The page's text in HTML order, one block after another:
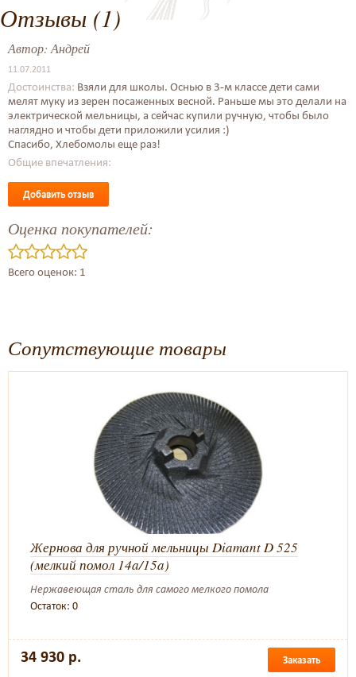
Отзывы (1)
Автор: Андрей
11.07.2011
Достоинства: Взяли для школы. Оснью в 3-м классе дети сами
мелят муку из зерен посаженных весной. Раньше мы это делали на
электрической мельницы, а сейчас купили ручную, чтобы было
наглядно и чтобы дети приложили усилия :)
Спасибо, Хлебомолы еще раз!
Общие впечатления:
Добавить отзыв
Оценка покупателей:
Всего оценок: 1
Сопутствующие товары
Жернова для ручной мельницы Diamant D 525
(мелкий помол 14a/15a)
Нержавеющая сталь для самого мелкого помола
Остаток: 0
34 930 р. Заказать